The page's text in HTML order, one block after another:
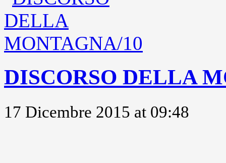
DISCORSO DELLA
17 Dicembre 2015 at 09:48